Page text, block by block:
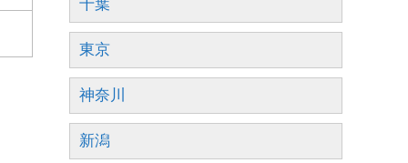
千葉
東京
神奈川
新潟